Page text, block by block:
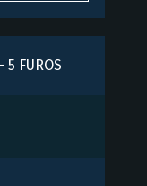
5 FUROS